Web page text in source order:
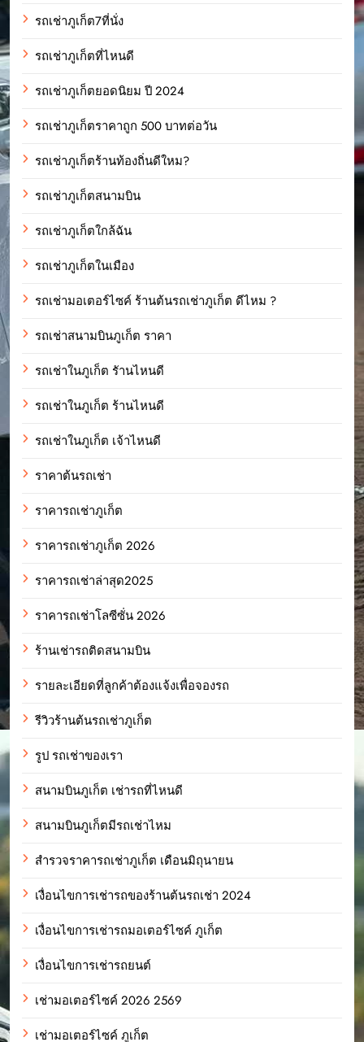
รถเช่าภูเก็ต7ที่นั่ง
รถเช่าภูเก็ตที่ไหนดี
รถเช่าภูเก็ตยอดนิยม ปี 2024
รถเช่าภูเก็ตราคาถูก 500 บาทต่อวัน
รถเช่าภูเก็ตร้านท้องถิ่นดีใหม?
รถเช่าภูเก็ตสนามบิน
รถเช่าภูเก็ตใกล้ฉัน
รถเช่าภูเก็ตในเมือง
รถเช่ามอเตอร์ไซค์ ร้านต้นรถเช่าภูเก็ต ดีไหม ?
รถเช่าสนามบินภูเก็ต ราคา
รถเช่าในภูเก็ต รัานไหนดี
รถเช่าในภูเก็ต ร้านไหนดี
รถเช่าในภูเก็ต เจ้าไหนดี
ราคาต้นรถเช่า
ราคารถเช่าภูเก็ต
ราคารถเช่าภูเก็ต 2026
ราคารถเช่าล่าสุด2025
ราคารถเช่าโลซีซั่น 2026
ร้านเช่ารถติดสนามบิน
รายละเอียดที่ลูกค้าต้องแจ้งเพื่อจองรถ
รีวิวร้านต้นรถเช่าภูเก็ต
รูป รถเช่าของเรา
สนามบินภูเก็ต เช่ารถที่ไหนดี
สนามบินภูเก็ตมีรถเช่าไหม
สำรวจราคารถเช่าภูเก็ต เดือนมิถุนายน
เงื่อนไขการเช่ารถของร้านต้นรถเช่า 2024
เงื่อนไขการเช่ารถมอเตอร์ไซค์ ภูเก็ต
เงื่อนไขการเช่ารถยนต์
เช่ามอเตอร์ไซค์ 2026 2569
เช่ามอเตอร์ไซค์ ภูเก็ต